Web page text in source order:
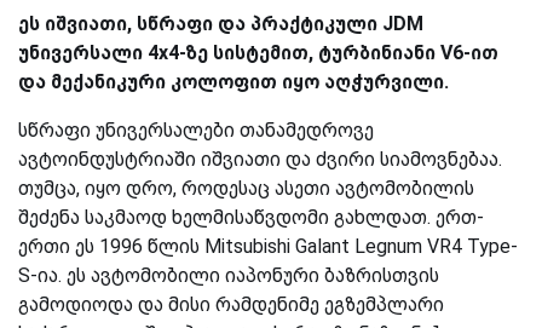
ეს იშვიათი, სწრაფი და პრაქტიკული JDM
უნივერსალი 4x4-ზე სისტემით, ტურბინიანი V6-ით
და მექანიკური კოლოფით იყო აღჭურვილი.
სწრაფი უნივერსალები თანამედროვე
ავტოინდუსტრიაში იშვიათი და ძვირი სიამოვნებაა.
თუმცა, იყო დრო, როდესაც ასეთი ავტომობილის
შეძენა საკმაოდ ხელმისაწვდომი გახლდათ. ერთ-
ერთი ეს 1996 წლის Mitsubishi Galant Legnum VR4 Type-
S-ია. ეს ავტომობილი იაპონური ბაზრისთვის
გამოდიოდა და მისი რამდენიმე ეგზემპლარი